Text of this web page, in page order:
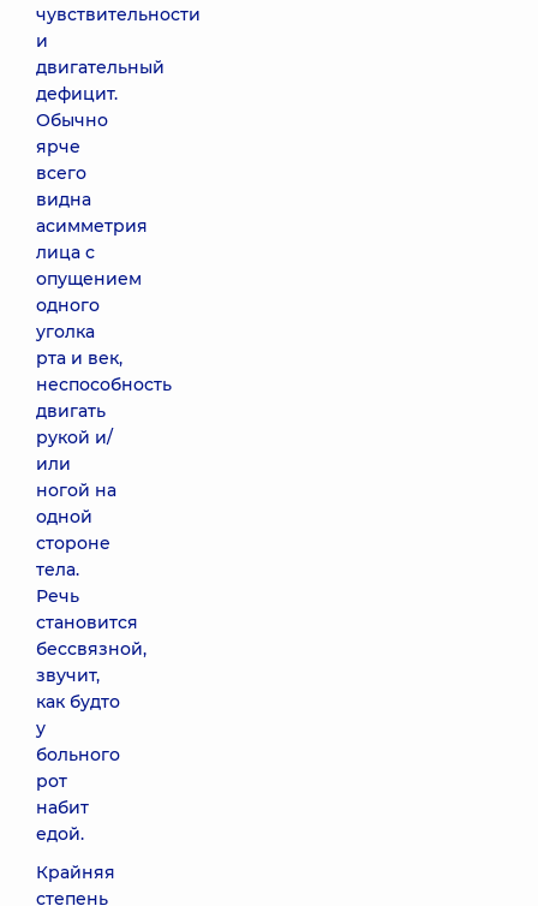
чувствительности
и
двигательный
дефицит.
Обычно
ярче
всего
видна
асимметрия
лица с
опущением
одного
уголка
рта и век,
неспособность
двигать
рукой и/
или
ногой на
одной
стороне
тела.
Речь
становится
бессвязной,
звучит,
как будто
у
больного
рот
набит
едой.
Крайняя
степень